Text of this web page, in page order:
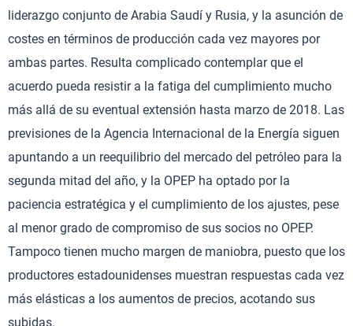
liderazgo conjunto de Arabia Saudí y Rusia, y la asunción de
costes en términos de producción cada vez mayores por
ambas partes. Resulta complicado contemplar que el
acuerdo pueda resistir a la fatiga del cumplimiento mucho
más allá de su eventual extensión hasta marzo de 2018. Las
previsiones de la Agencia Internacional de la Energía siguen
apuntando a un reequilibrio del mercado del petróleo para la
segunda mitad del año, y la OPEP ha optado por la
paciencia estratégica y el cumplimiento de los ajustes, pese
al menor grado de compromiso de sus socios no OPEP.
Tampoco tienen mucho margen de maniobra, puesto que los
productores estadounidenses muestran respuestas cada vez
más elásticas a los aumentos de precios, acotando sus
subidas.